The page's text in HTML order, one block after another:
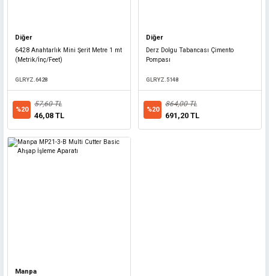
Master
Master 530165 Ahşap Matkap Ucu SDS Plus 18x500 mm
Diğer
6428 Anahtarlık Mini Şerit Metre 1 mt
(Metrik/İnç/Feet)
GLRYZ.6428
%20
57,60 TL
46,08 TL
Diğer
Derz Dolgu Tabancası Çimento
Pompası
GLRYZ.5148
%20
864,00 TL
691,20 TL
Manpa